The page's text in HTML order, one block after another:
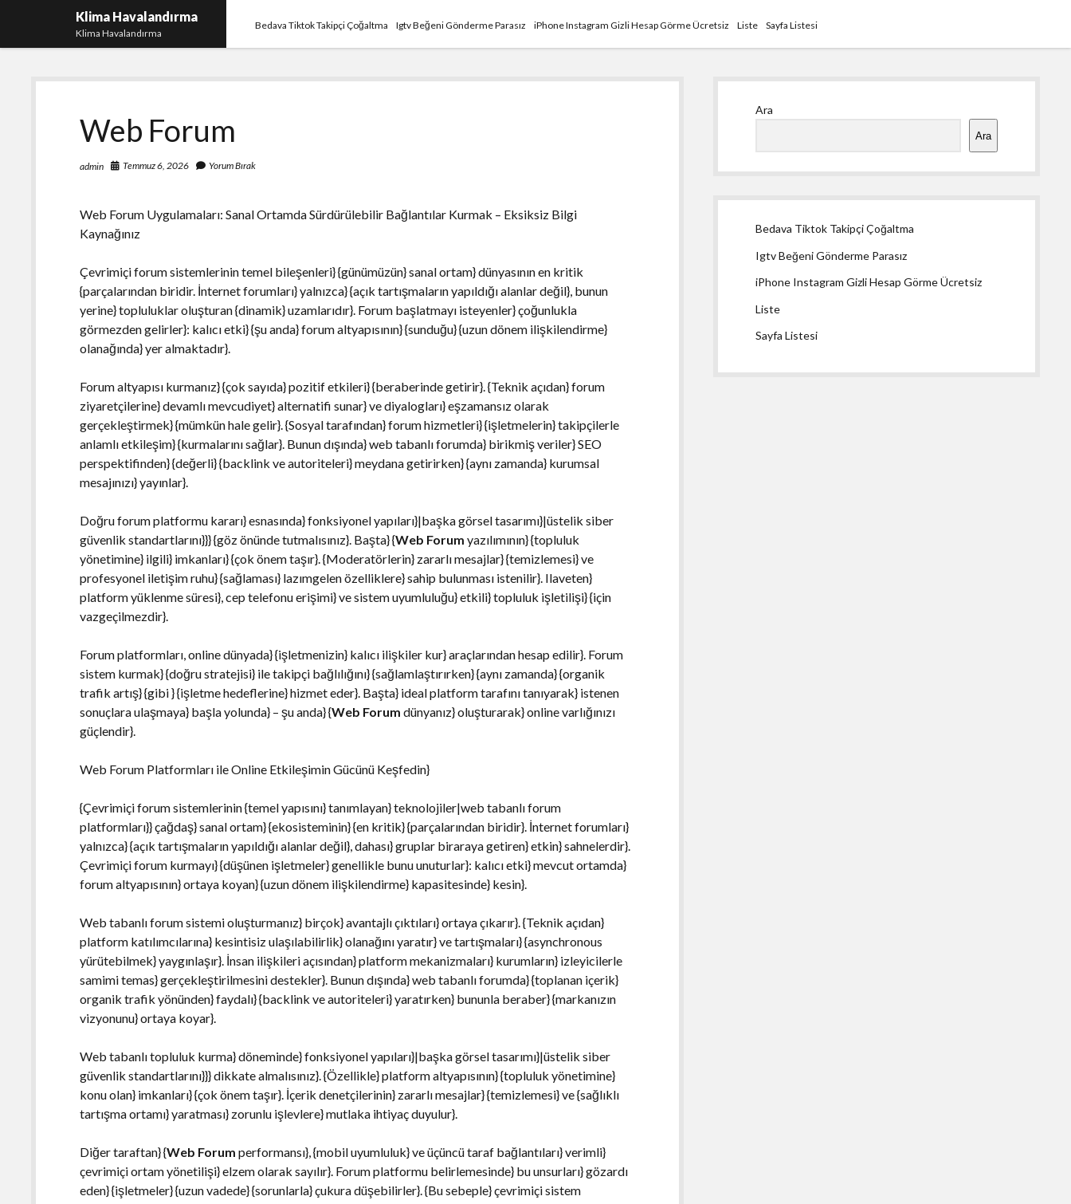
Klima Havalandırma
Klima Havalandırma
Bedava Tiktok Takipçi Çoğaltma Igtv Beğeni Gönderme Parasız iPhone Instagram Gizli Hesap Görme Ücretsiz Liste Sayfa Listesi
Web Forum
admin Temmuz 6, 2026 Yorum Bırak
Web Forum Uygulamaları: Sanal Ortamda Sürdürülebilir Bağlantılar Kurmak – Eksiksiz Bilgi
Kaynağınız
Çevrimiçi forum sistemlerinin temel bileşenleri} {günümüzün} sanal ortam} dünyasının en kritik
{parçalarından biridir. İnternet forumları} yalnızca} {açık tartışmaların yapıldığı alanlar değil}, bunun
yerine} topluluklar oluşturan {dinamik} uzamlarıdır}. Forum başlatmayı isteyenler} çoğunlukla
görmezden gelirler}: kalıcı etki} {şu anda} forum altyapısının} {sunduğu} {uzun dönem ilişkilendirme}
olanağında} yer almaktadır}.
Forum altyapısı kurmanız} {çok sayıda} pozitif etkileri} {beraberinde getirir}. {Teknik açıdan} forum
ziyaretçilerine} devamlı mevcudiyet} alternatifi sunar} ve diyalogları} eşzamansız olarak
gerçekleştirmek} {mümkün hale gelir}. {Sosyal tarafından} forum hizmetleri} {işletmelerin} takipçilerle
anlamlı etkileşim} {kurmalarını sağlar}. Bunun dışında} web tabanlı forumda} birikmiş veriler} SEO
perspektifinden} {değerli} {backlink ve autoriteleri} meydana getirirken} {aynı zamanda} kurumsal
mesajınızı} yayınlar}.
Doğru forum platformu kararı} esnasında} fonksiyonel yapıları}|başka görsel tasarımı}|üstelik siber
güvenlik standartlarını}}} {göz önünde tutmalısınız}. Başta} {Web Forum yazılımının} {topluluk
yönetimine} ilgili} imkanları} {çok önem taşır}. {Moderatörlerin} zararlı mesajlar} {temizlemesi} ve
profesyonel iletişim ruhu} {sağlaması} lazımgelen özelliklere} sahip bulunması istenilir}. Ilaveten}
platform yüklenme süresi}, cep telefonu erişimi} ve sistem uyumluluğu} etkili} topluluk işletilişi} {için
vazgeçilmezdir}.
Forum platformları, online dünyada} {işletmenizin} kalıcı ilişkiler kur} araçlarından hesap edilir}. Forum
sistem kurmak} {doğru stratejisi} ile takipçi bağlılığını} {sağlamlaştırırken} {aynı zamanda} {organik
trafik artış} {gibi } {işletme hedeflerine} hizmet eder}. Başta} ideal platform tarafını tanıyarak} istenen
sonuçlara ulaşmaya} başla yolunda} – şu anda} {Web Forum dünyanız} oluşturarak} online varlığınızı
güçlendir}.
Web Forum Platformları ile Online Etkileşimin Gücünü Keşfedin}
{Çevrimiçi forum sistemlerinin {temel yapısını} tanımlayan} teknolojiler|web tabanlı forum
platformları}} çağdaş} sanal ortam} {ekosisteminin} {en kritik} {parçalarından biridir}. İnternet forumları}
yalnızca} {açık tartışmaların yapıldığı alanlar değil}, dahası} gruplar biraraya getiren} etkin} sahnelerdir}.
Çevrimiçi forum kurmayı} {düşünen işletmeler} genellikle bunu unuturlar}: kalıcı etki} mevcut ortamda}
forum altyapısının} ortaya koyan} {uzun dönem ilişkilendirme} kapasitesinde} kesin}.
Web tabanlı forum sistemi oluşturmanız} birçok} avantajlı çıktıları} ortaya çıkarır}. {Teknik açıdan}
platform katılımcılarına} kesintisiz ulaşılabilirlik} olanağını yaratır} ve tartışmaları} {asynchronous
yürütebilmek} yaygınlaşır}. İnsan ilişkileri açısından} platform mekanizmaları} kurumların} izleyicilerle
samimi temas} gerçekleştirilmesini destekler}. Bunun dışında} web tabanlı forumda} {toplanan içerik}
organik trafik yönünden} faydalı} {backlink ve autoriteleri} yaratırken} bununla beraber} {markanızın
vizyonunu} ortaya koyar}.
Web tabanlı topluluk kurma} döneminde} fonksiyonel yapıları}|başka görsel tasarımı}|üstelik siber
güvenlik standartlarını}}} dikkate almalısınız}. {Özellikle} platform altyapısının} {topluluk yönetimine}
konu olan} imkanları} {çok önem taşır}. İçerik denetçilerinin} zararlı mesajlar} {temizlemesi} ve {sağlıklı
tartışma ortamı} yaratması} zorunlu işlevlere} mutlaka ihtiyaç duyulur}.
Diğer taraftan} {Web Forum performansı}, {mobil uyumluluk} ve üçüncü taraf bağlantıları} verimli}
çevrimiçi ortam yönetilişi} elzem olarak sayılır}. Forum platformu belirlemesinde} bu unsurları} gözardı
eden} {işletmeler} {uzun vadede} {sorunlarla} çukura düşebilirler}. {Bu sebeple} çevrimiçi sistem
Ara
Ara
Bedava Tiktok Takipçi Çoğaltma
Igtv Beğeni Gönderme Parasız
iPhone Instagram Gizli Hesap Görme Ücretsiz
Liste
Sayfa Listesi